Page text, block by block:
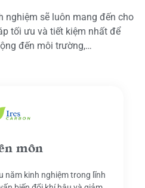
nghiệm sẽ luôn mang đến cho
tối ưu và tiết kiệm nhất để
đến môi trường,…
môn
năm kinh nghiệm trong lĩnh